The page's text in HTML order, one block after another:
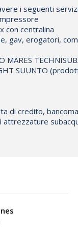
i seguenti
con centralina
gav, erogatori,
SUUNTO
di credito,
attrezzature